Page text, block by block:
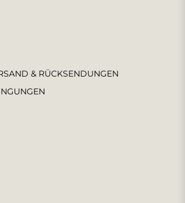
& RÜCKSENDUNGEN